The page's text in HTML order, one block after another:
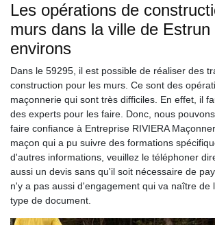
Les opérations de
murs dans la ville de
environs
Dans le 59295, il est possible de réaliser des
construction pour les murs. Ce sont des
maçonnerie qui sont très difficiles. En effet, il
des experts pour les faire. Donc, nous
faire confiance à Entreprise RIVIERA
maçon qui a pu suivre des formations
d'autres informations, veuillez le téléphoner
aussi un devis sans qu'il soit nécessaire de
n'y a pas aussi d'engagement qui va naître de
type de document.